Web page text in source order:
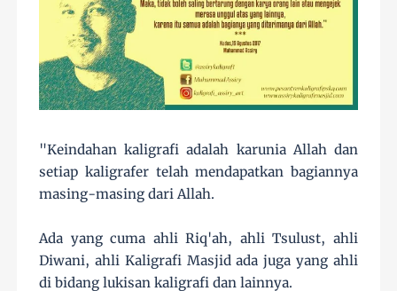
"Keindahan kaligrafi adalah karunia Allah dan
setiap kaligrafer telah mendapatkan bagiannya
masing-masing dari Allah.
Ada yang cuma ahli Riq'ah, ahli Tsulust, ahli
Diwani, ahli Kaligrafi Masjid ada juga yang ahli
di bidang lukisan kaligrafi dan lainnya.